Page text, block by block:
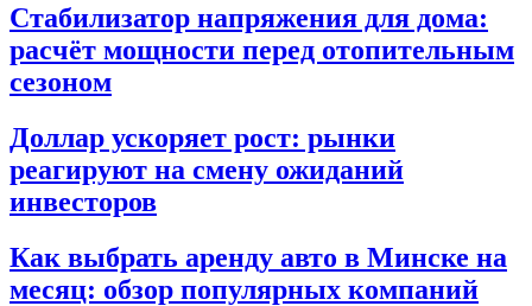
Стабилизатор напряжения для дома:
расчёт мощности перед отопительным
сезоном
Доллар ускоряет рост: рынки
реагируют на смену ожиданий
инвесторов
Как выбрать аренду авто в Минске на
месяц: обзор популярных компаний